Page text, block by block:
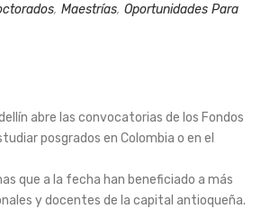
, Maestrías, Oportunidades Para
abre las convocatorias de los Fondos
posgrados en Colombia o en el
que a la fecha han beneficiado a más
y docentes de la capital antioqueña.